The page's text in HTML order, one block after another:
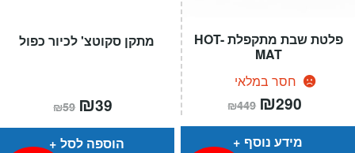
מתקן סקוטצ' לכיור כפול
₪59 המחיר
המקורי
היה:
₪59.
₪39
הוא:
הוספה לסל
פלטת שבת מתקפלת HOT-
MAT
חסר במלאי
₪449 המחיר
המקורי
היה:
₪449.
₪290
הוא:
מידע נוסף